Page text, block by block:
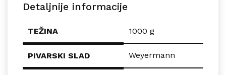
Detaljnije informacije
TEŽINA 1000 g
PIVARSKI SLAD Weyermann